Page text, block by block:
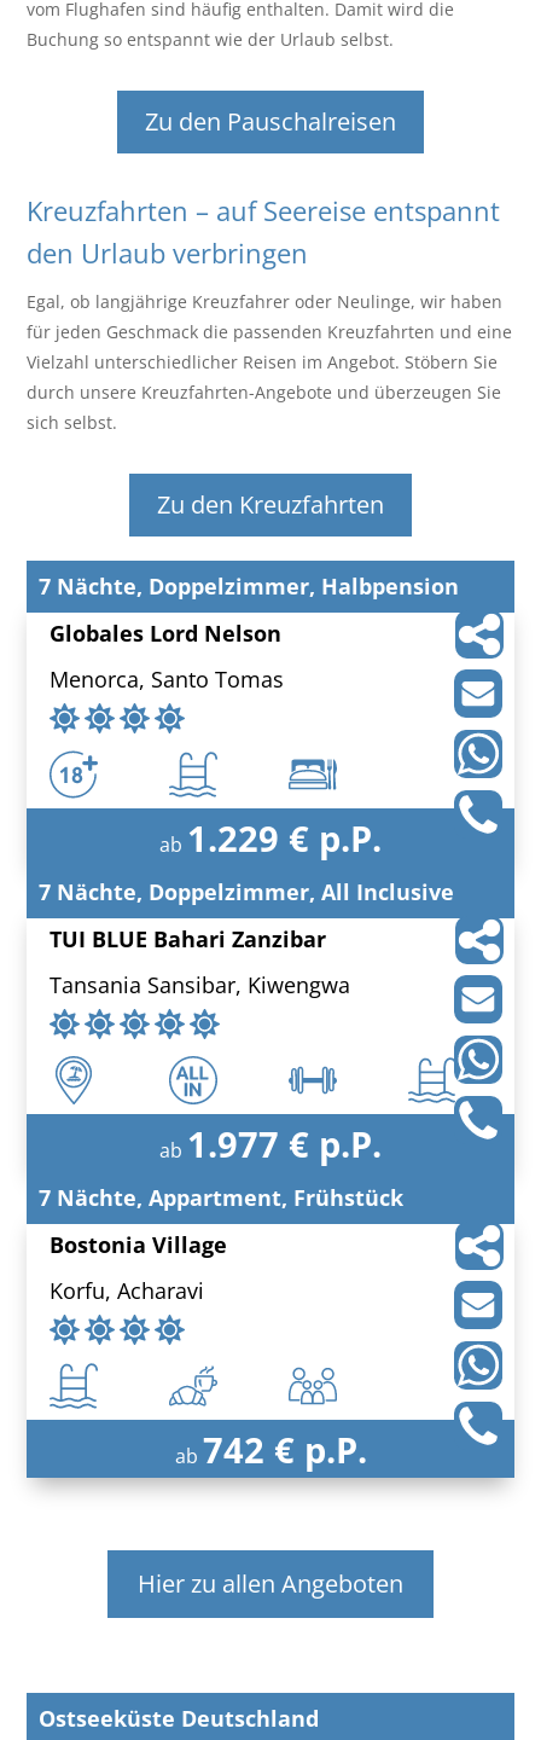
vom Flughafen sind häufig enthalten. Damit wird die
Buchung so entspannt wie der Urlaub selbst.
Zu den Pauschalreisen
Kreuzfahrten – auf Seereise entspannt
den Urlaub verbringen
Egal, ob langjährige Kreuzfahrer oder Neulinge, wir haben
für jeden Geschmack die passenden Kreuzfahrten und eine
Vielzahl unterschiedlicher Reisen im Angebot. Stöbern Sie
durch unsere Kreuzfahrten-Angebote und überzeugen Sie
sich selbst.
Zu den Kreuzfahrten
7 Nächte, Doppelzimmer, Halbpension
Globales Lord Nelson
Menorca, Santo Tomas
ab 1.229 € p.P.
7 Nächte, Doppelzimmer, All Inclusive
TUI BLUE Bahari Zanzibar
Tansania Sansibar, Kiwengwa
ab 1.977 € p.P.
7 Nächte, Appartment, Frühstück
Bostonia Village
Korfu, Acharavi
ab 742 € p.P.
Hier zu allen Angeboten
Ostseeküste Deutschland